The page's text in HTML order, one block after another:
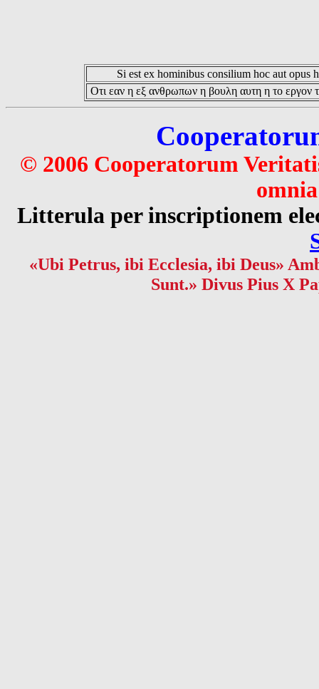
Si est ex hominibus consilium hoc aut opus
Οτι εαν η εξ ανθρωπων η βουλη αυτη η το εργον
© 2006 Cooperatorum
Litterula per inscriptionem
«Ubi Petrus, ibi Ecclesia, ibi Deus»
Sunt.» Divus Pius X